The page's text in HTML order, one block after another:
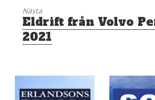
Nästa
Nästa
inlägg:
Eldrift från Volvo
2021